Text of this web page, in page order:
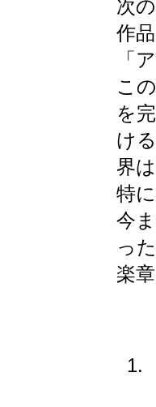
次
作
「
こ
を
け
界
特
今
っ
楽